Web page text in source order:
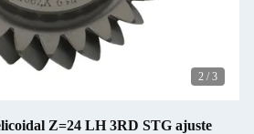
2 / 3
Z=24 LH 3RD STG ajuste